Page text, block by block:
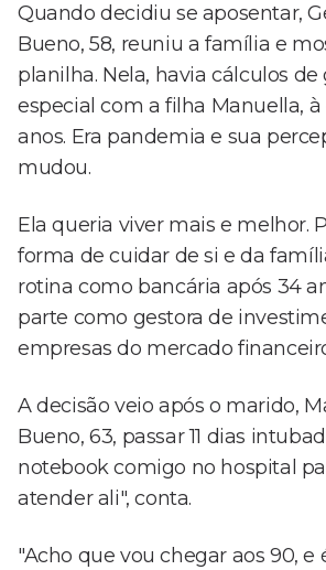
Quando decidiu se aposentar,
Bueno, 58, reuniu a família e
planilha. Nela, havia cálculos de
especial com a filha Manuella,
anos. Era pandemia e sua
mudou.
Ela queria viver mais e melhor.
forma de cuidar de si e da
rotina como bancária após 34
parte como gestora de
empresas do mercado
A decisão veio após o marido,
Bueno, 63, passar 11 dias
notebook comigo no hospital
atender ali", conta.
"Acho que vou chegar aos 90, e